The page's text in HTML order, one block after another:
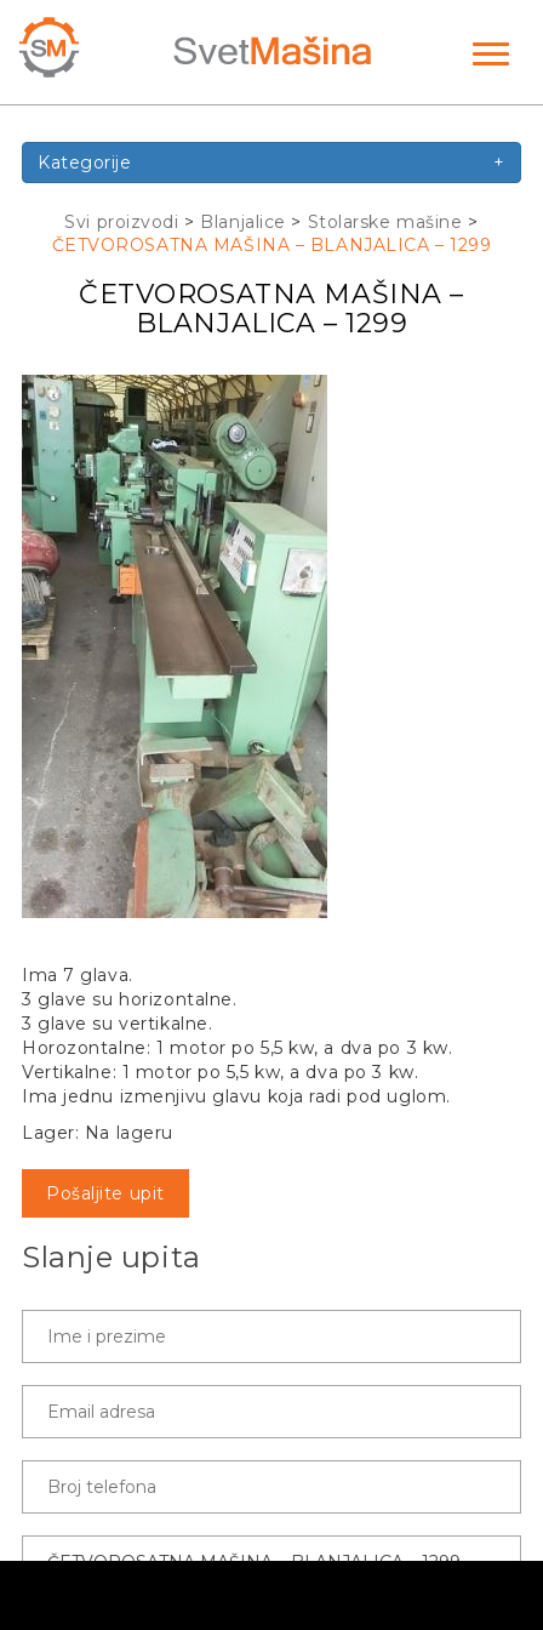
Kategorije +
Svi proizvodi > Blanjalice > Stolarske mašine >
ČETVOROSATNA MAŠINA – BLANJALICA – 1299
ČETVOROSATNA MAŠINA –
BLANJALICA – 1299
Ima 7 glava.
3 glave su horizontalne.
3 glave su vertikalne.
Horozontalne: 1 motor po 5,5 kw, a dva po 3 kw.
Vertikalne: 1 motor po 5,5 kw, a dva po 3 kw.
Ima jednu izmenjivu glavu koja radi pod uglom.
Lager: Na lageru
Pošaljite upit
Slanje upita